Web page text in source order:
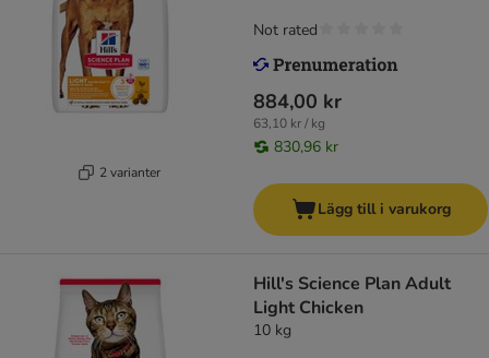
2 varianter
884,00 kr
63,10 kr / kg
830,96 kr
Not rated
Lägg till i varukorg
Hill's Science Plan Adult
Light Chicken
10 kg